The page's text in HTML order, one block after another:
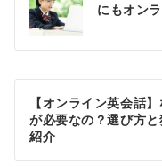
ビ
ン
にもオン
【オンライン英会話
が必要なの？選び方
紹介